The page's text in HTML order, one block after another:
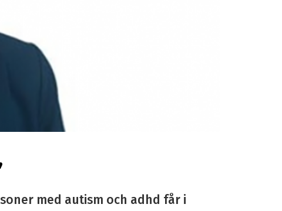
med autism och adhd får i